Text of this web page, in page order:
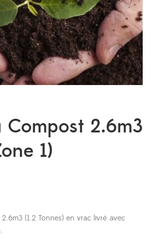
Compost 2.6m3
1)
(1.2 Tonnes) en vrac livré avec